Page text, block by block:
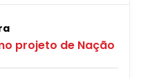
projeto de Nação